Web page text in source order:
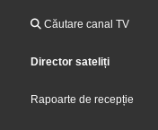
Căutare canal TV
Director sateliți
Rapoarte de recepție